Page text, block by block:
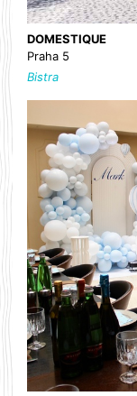
DOMESTIQUE
Praha 5
Bistra